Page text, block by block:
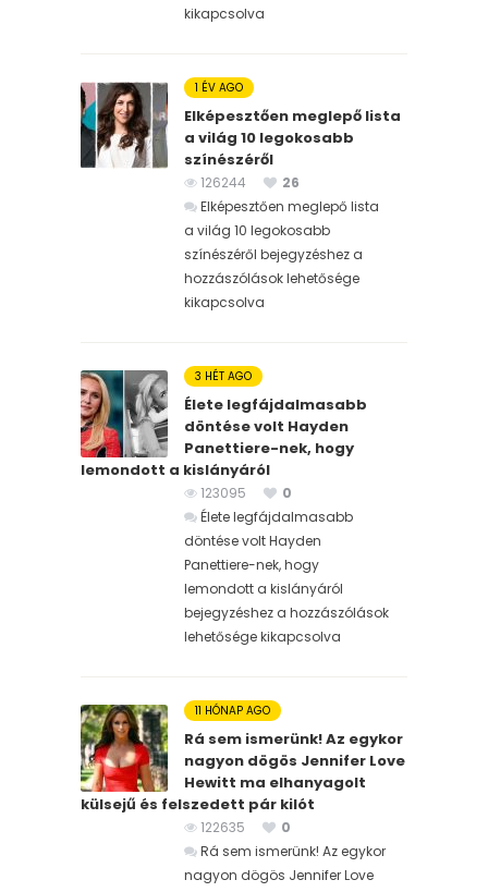
kikapcsolva
1 ÉV AGO
Elképesztően meglepő lista
a világ 10 legokosabb
színészéről
126244
26
Elképesztően meglepő lista
a világ 10 legokosabb
színészéről bejegyzéshez a
hozzászólások lehetősége
kikapcsolva
3 HÉT AGO
Élete legfájdalmasabb
döntése volt Hayden
Panettiere-nek, hogy
lemondott a kislányáról
123095
0
Élete legfájdalmasabb
döntése volt Hayden
Panettiere-nek, hogy
lemondott a kislányáról
bejegyzéshez a hozzászólások
lehetősége kikapcsolva
11 HÓNAP AGO
Rá sem ismerünk! Az egykor
nagyon dögös Jennifer Love
Hewitt ma elhanyagolt
külsejű és felszedett pár kilót
122635
0
Rá sem ismerünk! Az egykor
nagyon dögös Jennifer Love